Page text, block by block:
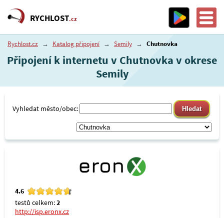
RYCHLOST.cz
Rychlost.cz → Katalog připojení → Semily → Chutnovka
Připojení k internetu v Chutnovka v okrese
Semily
Vyhledat město/obec:
4.6
testů celkem:2
http://isp.eronx.cz